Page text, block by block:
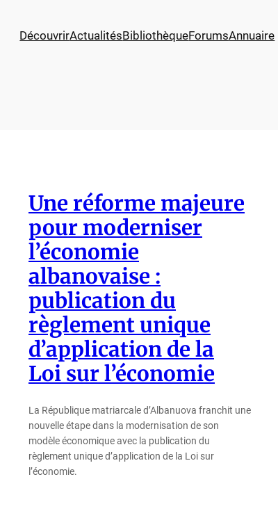
DécouvrirActualitésBibliothèqueForumsAnnuaire
Une réforme majeure
pour moderniser
l’économie
albanovaise :
publication du
règlement unique
d’application de la
Loi sur l’économie
La République matriarcale d’Albanuova franchit une
nouvelle étape dans la modernisation de son
modèle économique avec la publication du
règlement unique d’application de la Loi sur
l’économie.